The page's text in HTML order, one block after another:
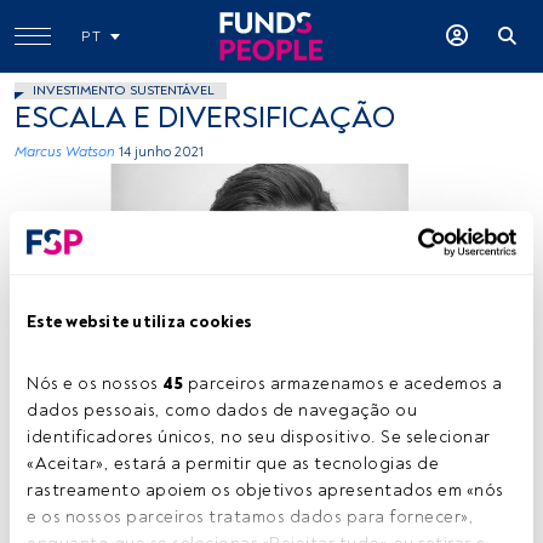
Este website utiliza cookies
Nós e os nossos 45 parceiros armazenamos e acedemos a
dados pessoais, como dados de navegação ou
identificadores únicos, no seu dispositivo. Se selecionar
«Aceitar», estará a permitir que as tecnologias de
rastreamento apoiem os objetivos apresentados em «nós
e os nossos parceiros tratamos dados para fornecer»,
PT
INVESTIMENTO SUSTENTÁVEL
ESCALA E DIVERSIFICAÇÃO
Marcus Watson 14 junho 2021
Tempo de leitura:15 min.
TRIBUNAdeMarcus Watson,executive director, na